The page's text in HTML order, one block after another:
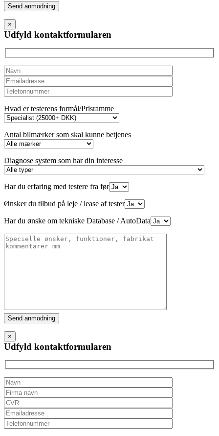
Please
leave
this
field
empty.
×
Udfyld kontaktformularen
Hvad er testerens formål/Prisramme
Antal bilmærker som skal kunne betjenes
Diagnose system som har din interesse
Har du erfaring med testere fra før
Ønsker du tilbud på leje / lease af tester
Har du ønske om tekniske Database / AutoData
Please
leave
this
field
empty.
×
Udfyld kontaktformularen